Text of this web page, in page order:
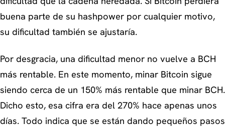
buena parte de su hashpower por cualquier motivo,
su dificultad también se ajustaría.
Por desgracia, una dificultad menor no vuelve a BCH
más rentable. En este momento, minar Bitcoin sigue
siendo cerca de un 150% más rentable que minar BCH.
Dicho esto, esa cifra era del 270% hace apenas unos
días. Todo indica que se están dando pequeños pasos